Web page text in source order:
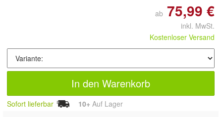
ab 75,99 €
inkl. MwSt.
Kostenloser Versand
In den Warenkorb
Sofort lieferbar 10+ Auf Lager